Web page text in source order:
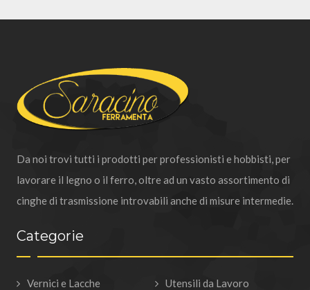
Da noi trovi tutti i prodotti per professionisti e hobbisti, per
lavorare il legno o il ferro, oltre ad un vasto assortimento di
cinghe di trasmissione introvabili anche di misure intermedie.
Categorie
Vernici e Lacche
Utensili da Lavoro